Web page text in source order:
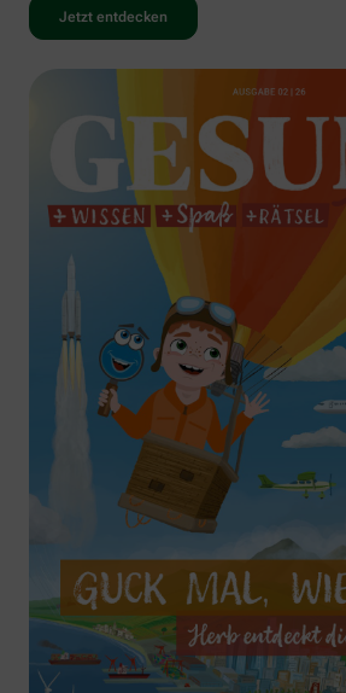
Jetzt entdecken